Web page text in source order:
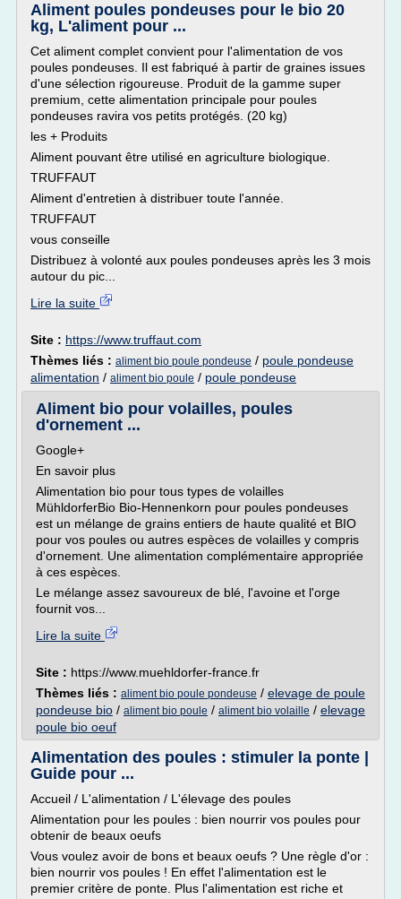
Aliment poules pondeuses pour le bio 20
kg, L'aliment pour ...
Cet aliment complet convient pour l'alimentation de vos
poules pondeuses. Il est fabriqué à partir de graines issues
d'une sélection rigoureuse. Produit de la gamme super
premium, cette alimentation principale pour poules
pondeuses ravira vos petits protégés. (20 kg)
les + Produits
Aliment pouvant être utilisé en agriculture biologique.
TRUFFAUT
Aliment d'entretien à distribuer toute l'année.
TRUFFAUT
vous conseille
Distribuez à volonté aux poules pondeuses après les 3 mois
autour du pic...
Lire la suite
Site : https://www.truffaut.com
Thèmes liés : aliment bio poule pondeuse / poule pondeuse
alimentation / aliment bio poule / poule pondeuse
Aliment bio pour volailles, poules
d'ornement ...
Google+
En savoir plus
Alimentation bio pour tous types de volailles
MühldorferBio Bio-Hennenkorn pour poules pondeuses
est un mélange de grains entiers de haute qualité et BIO
pour vos poules ou autres espèces de volailles y compris
d'ornement. Une alimentation complémentaire appropriée
à ces espèces.
Le mélange assez savoureux de blé, l'avoine et l'orge
fournit vos...
Lire la suite
Site : https://www.muehldorfer-france.fr
Thèmes liés : aliment bio poule pondeuse / elevage de poule
pondeuse bio / aliment bio poule / aliment bio volaille / elevage
poule bio oeuf
Alimentation des poules : stimuler la ponte |
Guide pour ...
Accueil / L'alimentation / L'élevage des poules
Alimentation pour les poules : bien nourrir vos poules pour
obtenir de beaux oeufs
Vous voulez avoir de bons et beaux oeufs ? Une règle d'or :
bien nourrir vos poules ! En effet l'alimentation est le
premier critère de ponte. Plus l'alimentation est riche et